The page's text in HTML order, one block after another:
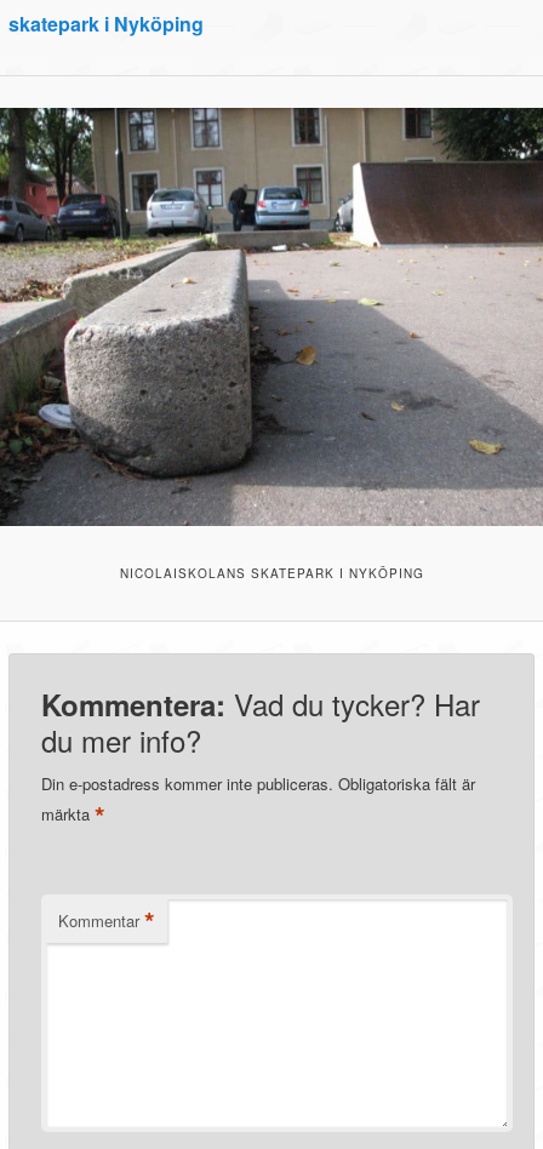
skatepark i Nyköping
NICOLAISKOLANS SKATEPARK I NYKÖPING
Kommentera: Vad du tycker? Har
du mer info?
Din e-postadress kommer inte publiceras. Obligatoriska fält är
märkta*
Kommentar *